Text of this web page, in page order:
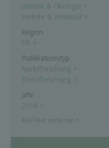
Umwelt & Ökologie ×
Verkehr & Mobilität ×
Region
DE ×
Publikationstyp
Marktforschung ×
Trendforschung ×
Jahr
2016 ×